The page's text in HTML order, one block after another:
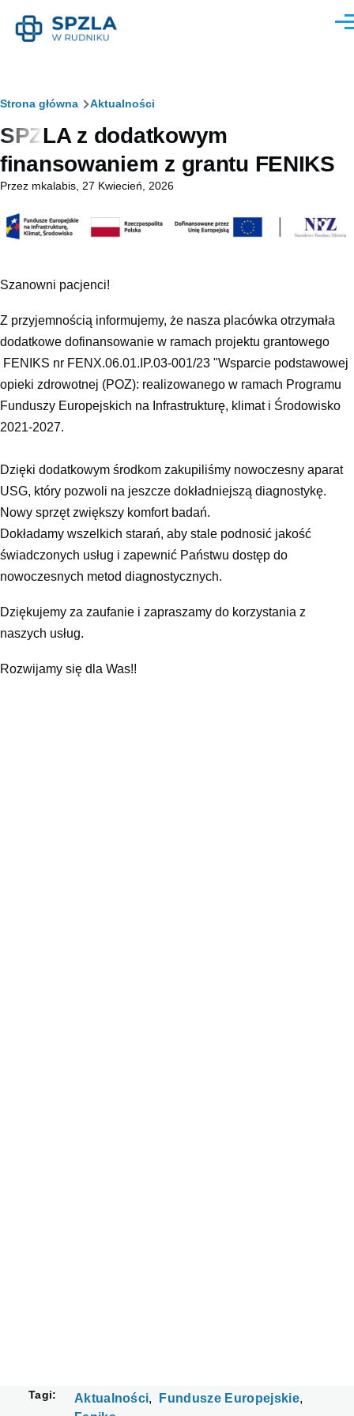
Ścieżka
nawigacyjna
Strona główna Aktualności
SPZLA z dodatkowym
finansowaniem z grantu FENIKS
Przez mkalabis , 27 Kwiecień, 2026
Szanowni pacjenci!
Z przyjemnością informujemy, że nasza placówka otrzymała
dodatkowe dofinansowanie w ramach projektu grantowego
FENIKS nr FENX.06.01.IP.03-001/23 "Wsparcie podstawowej
opieki zdrowotnej (POZ): realizowanego w ramach Programu
Funduszy Europejskich na Infrastrukturę, klimat i Środowisko
2021-2027.
Dzięki dodatkowym środkom zakupiliśmy nowoczesny aparat
USG, który pozwoli na jeszcze dokładniejszą diagnostykę.
Nowy sprzęt zwiększy komfort badań.
Dokładamy wszelkich starań, aby stale podnosić jakość
świadczonych usług i zapewnić Państwu dostęp do
nowoczesnych metod diagnostycznych.
Dziękujemy za zaufanie i zapraszamy do korzystania z
naszych usług.
Rozwijamy się dla Was!!
Tagi Aktualności
Fundusze Europejskie